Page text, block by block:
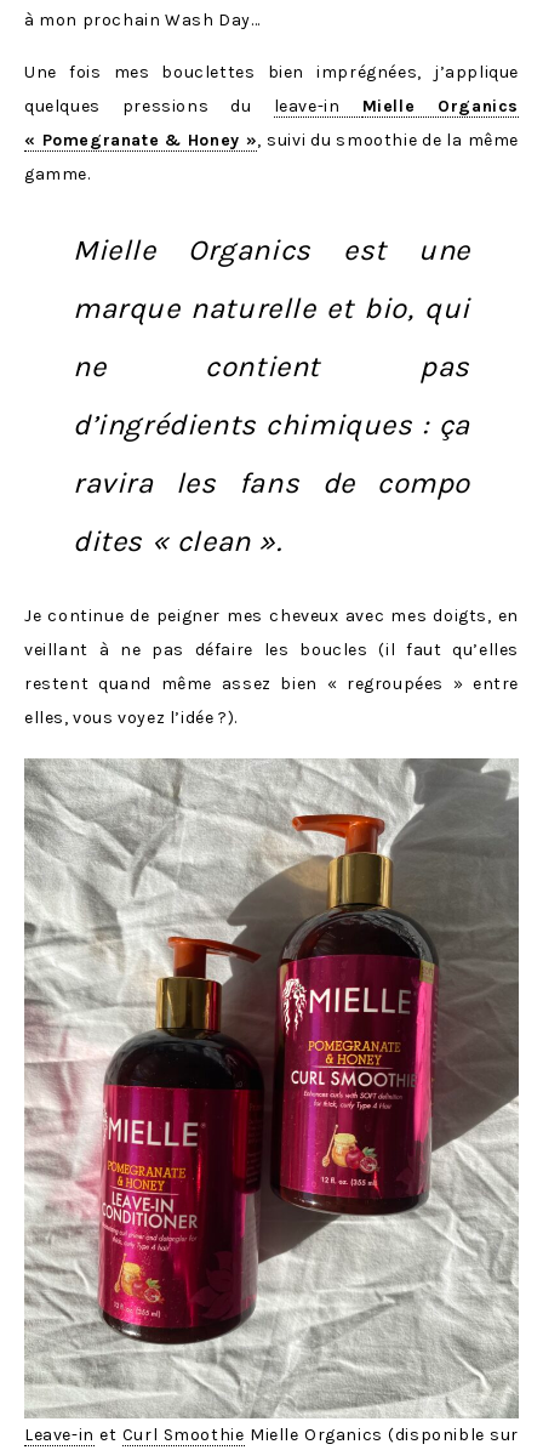
à mon prochain Wash Day…
Une fois mes bouclettes bien imprégnées, j’applique
quelques pressions du leave-in Mielle Organics
« Pomegranate & Honey », suivi du smoothie de la même
gamme.
Mielle Organics est une
marque naturelle et bio, qui
ne contient pas
d’ingrédients chimiques : ça
ravira les fans de compo
dites « clean ».
Je continue de peigner mes cheveux avec mes doigts, en
veillant à ne pas défaire les boucles (il faut qu’elles
restent quand même assez bien « regroupées » entre
elles, vous voyez l’idée ?).
Leave-in et Curl Smoothie Mielle Organics (disponible sur